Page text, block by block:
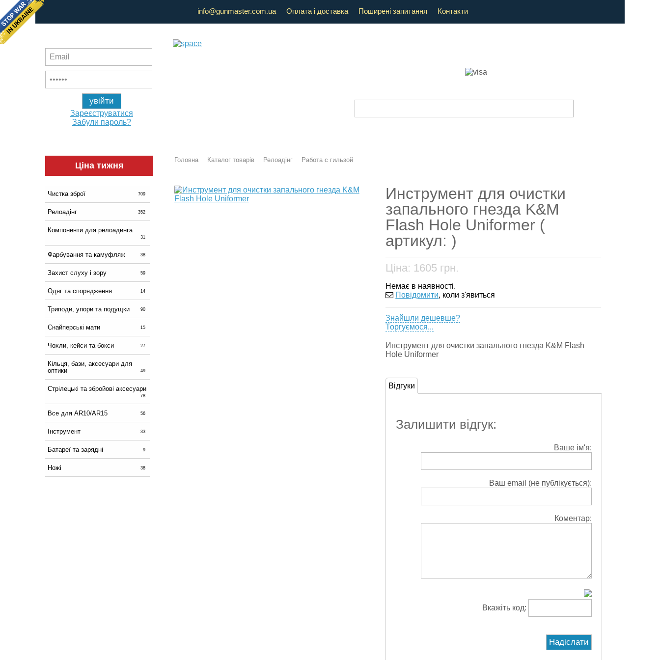
info@gunmaster.com.ua Оплата і доставка Поширені запитання Контакти
Зареєструватися
Забули пароль?
Ціна тижня
Чистка зброї 709
Релоадінг 352
Компоненти для релоадинга
31
Фарбування та камуфляж 38
Захист слуху і зору 59
Одяг та спорядження 14
Триподи, упори та подущки 90
Снайперські мати 15
Чохли, кейси та бокси 27
Кільця, бази, аксесуари для
оптики
49
Стрілецькі та збройові аксесуари
78
Все для AR10/AR15 56
Інструмент 33
Батареї та зарядні 9
Ножі 38
Головна Каталог товарів Релоадінг Работа с гильзой
Инструмент для очистки
запального гнезда K&M
Flash Hole Uniformer (
артикул: )
Ціна: 1605 грн.
Немає в наявності.
Повідомити, коли з'явиться
Знайшли дешевше?
Торгуємося...
Инструмент для очистки запального гнезда K&M Flash
Hole Uniformer
Відгуки
Залишити відгук:
Ваше ім'я:
Ваш email (не публікується):
Коментар:
Вкажіть код: